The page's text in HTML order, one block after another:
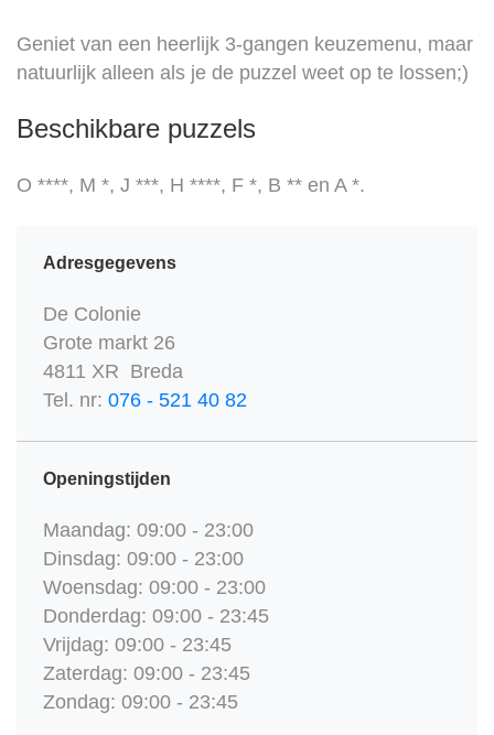
Geniet van een heerlijk 3-gangen keuzemenu, maar
natuurlijk alleen als je de puzzel weet op te lossen;)
Beschikbare puzzels
O ****, M *, J ***, H ****, F *, B ** en A *.
Adresgegevens
De Colonie
Grote markt 26
4811 XR Breda
Tel. nr: 076 - 521 40 82
Openingstijden
Maandag: 09:00 - 23:00
Dinsdag: 09:00 - 23:00
Woensdag: 09:00 - 23:00
Donderdag: 09:00 - 23:45
Vrijdag: 09:00 - 23:45
Zaterdag: 09:00 - 23:45
Zondag: 09:00 - 23:45